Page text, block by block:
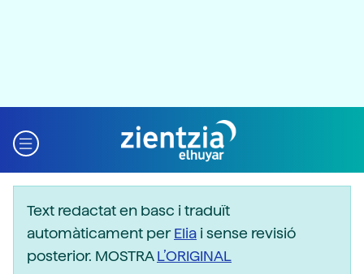
Text redactat en basc i traduït
automàticament perElia i sense revisió
posterior. MOSTRAL’ORIGINAL